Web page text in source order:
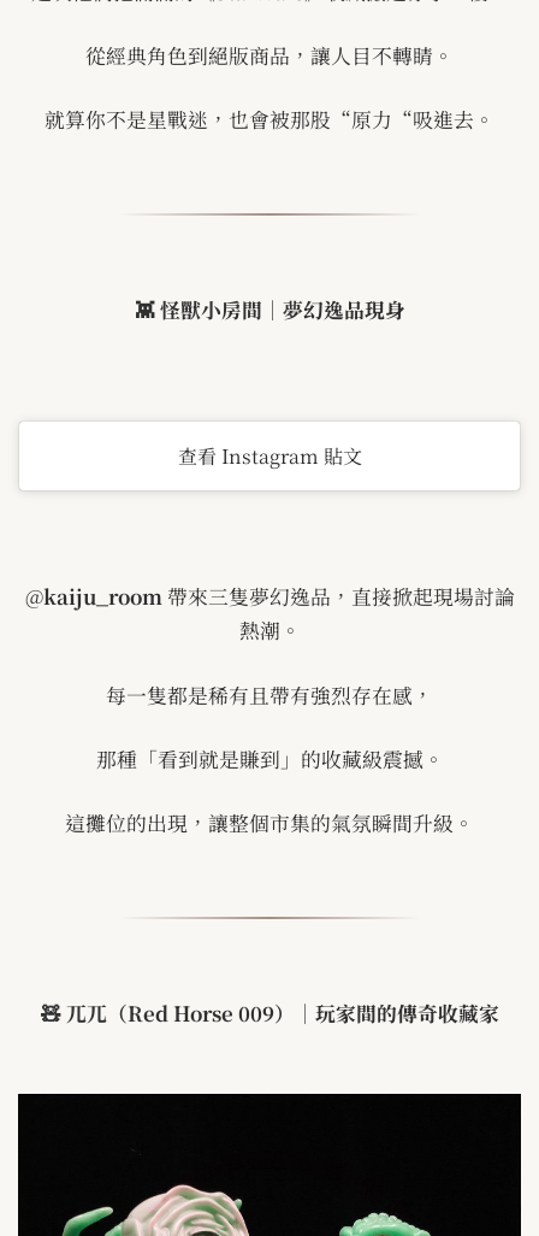
從經典角色到絕版商品，讓人目不轉睛。
就算你不是星戰迷，也會被那股“原力“吸進去。
👾怪獸小房間｜夢幻逸品現身
查看 Instagram 貼文
@kaiju_room帶來三隻夢幻逸品，直接掀起現場討論
熱潮。
每一隻都是稀有且帶有強烈存在感，
那種「看到就是賺到」的收藏級震撼。
這攤位的出現，讓整個市集的氣氛瞬間升級。
🧸 兀兀（Red Horse 009）｜玩家間的傳奇收藏家